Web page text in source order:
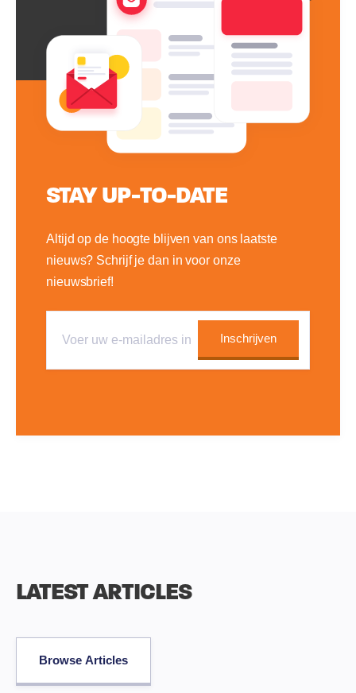
STAY UP-TO-DATE
Altijd op de hoogte blijven van ons laatste
nieuws? Schrijf je dan in voor onze
nieuwsbrief!
LATEST ARTICLES
Browse Articles